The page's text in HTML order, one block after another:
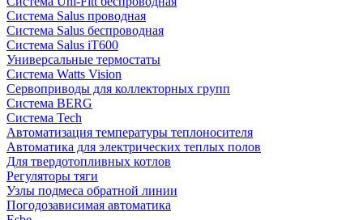
Система Salus проводная
Система Salus беспроводная
Система Salus iT600
Универсальные термостаты
Система Watts Vision
Сервоприводы для коллекторных групп
Система BERG
Система Tech
Автоматизация температуры теплоносителя
Автоматика для электрических теплых полов
Для твердотопливных котлов
Регуляторы тяги
Узлы подмеса обратной линии
Погодозависимая автоматика